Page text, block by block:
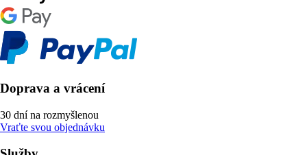
Doprava a vrácení
30 dní na rozmyšlenou
Vraťte svou objednávku